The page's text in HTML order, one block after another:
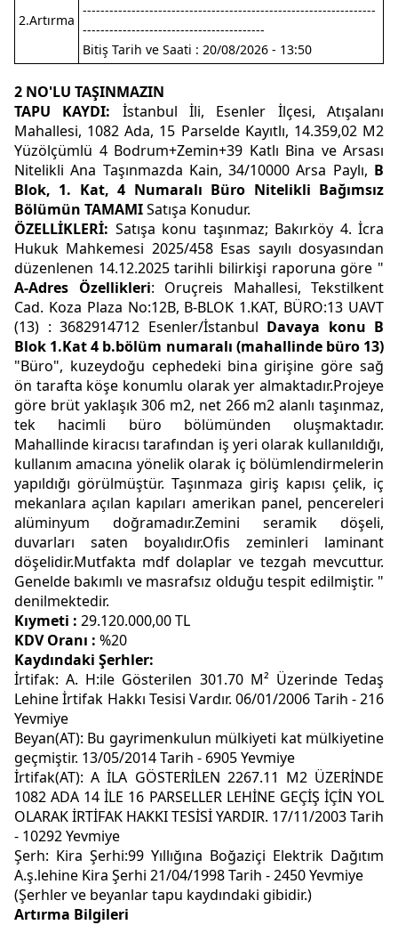
2.Artırma
------------------------------------------------------------------
-----------------------------------------
Bitiş Tarih ve Saati : 20/08/2026 - 13:50
2 NO'LU TAŞINMAZIN
TAPU KAYDI: İstanbul İli, Esenler İlçesi, Atışalanı
Mahallesi, 1082 Ada, 15 Parselde Kayıtlı, 14.359,02 M2
Yüzölçümlü 4 Bodrum+Zemin+39 Katlı Bina ve Arsası
Nitelikli Ana Taşınmazda Kain, 34/10000 Arsa Paylı, B
Blok, 1. Kat, 4 Numaralı Büro Nitelikli Bağımsız
Bölümün TAMAMISatışa Konudur.
ÖZELLİKLERİ: Satışa konu taşınmaz; Bakırköy 4. İcra
Hukuk Mahkemesi 2025/458 Esas sayılı dosyasından
düzenlenen 14.12.2025 tarihli bilirkişi raporuna göre "
A-Adres Özellikleri: Oruçreis Mahallesi, Tekstilkent
Cad. Koza Plaza No:12B, B-BLOK 1.KAT, BÜRO:13 UAVT
(13) : 3682914712 Esenler/İstanbul Davaya konu B
Blok 1.Kat 4 b.bölüm numaralı (mahallinde büro 13)
"Büro", kuzeydoğu cephedeki bina girişine göre sağ
ön tarafta köşe konumlu olarak yer almaktadır.Projeye
göre brüt yaklaşık 306 m2, net 266 m2 alanlı taşınmaz,
tek hacimli büro bölümünden oluşmaktadır.
Mahallinde kiracısı tarafından iş yeri olarak kullanıldığı,
kullanım amacına yönelik olarak iç bölümlendirmelerin
yapıldığı görülmüştür. Taşınmaza giriş kapısı çelik, iç
mekanlara açılan kapıları amerikan panel, pencereleri
alüminyum doğramadır.Zemini seramik döşeli,
duvarları saten boyalıdır.Ofis zeminleri laminant
döşelidir.Mutfakta mdf dolaplar ve tezgah mevcuttur.
Genelde bakımlı ve masrafsız olduğu tespit edilmiştir. "
denilmektedir.
Kıymeti : 29.120.000,00 TL
KDV Oranı : %20
Kaydındaki Şerhler:
İrtifak: A. H:ile Gösterilen 301.70 M² Üzerinde Tedaş
Lehine İrtifak Hakkı Tesisi Vardır. 06/01/2006 Tarih - 216
Yevmiye
Beyan(AT): Bu gayrimenkulun mülkiyeti kat mülkiyetine
geçmiştir. 13/05/2014 Tarih - 6905 Yevmiye
İrtifak(AT): A İLA GÖSTERİLEN 2267.11 M2 ÜZERİNDE
1082 ADA 14 İLE 16 PARSELLER LEHİNE GEÇİŞ İÇİN YOL
OLARAK İRTİFAK HAKKI TESİSİ YARDIR. 17/11/2003 Tarih
- 10292 Yevmiye
Şerh: Kira Şerhi:99 Yıllığına Boğaziçi Elektrik Dağıtım
A.ş.lehine Kira Şerhi 21/04/1998 Tarih - 2450 Yevmiye
(Şerhler ve beyanlar tapu kaydındaki gibidir.)
Artırma Bilgileri